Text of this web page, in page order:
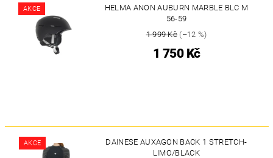
AKCE
HELMA ANON AUBURN MARBLE BLC M
56-59
1 999 Kč(–12 %)
1 750 Kč
AKCE
DAINESE AUXAGON BACK 1 STRETCH-
LIMO/BLACK